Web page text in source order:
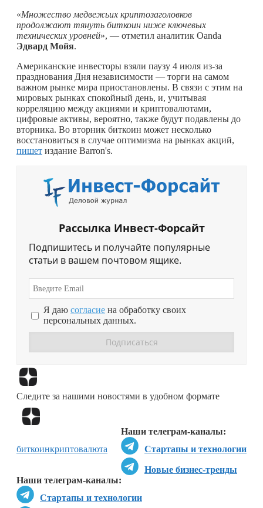
«Множество медвежьих криптозаголовков
продолжают тянуть биткоин ниже ключевых
технических уровней», — отметил аналитик Oanda
Эдвард Мойя.
Американские инвесторы взяли паузу 4 июля из-за
празднования Дня независимости — торги на самом
важном рынке мира приостановлены. В связи с этим на
мировых рынках спокойный день, и, учитывая
корреляцию между акциями и криптовалютами,
цифровые активы, вероятно, также будут подавлены до
вторника. Во вторник биткоин может несколько
восстановиться в случае оптимизма на рынках акций,
пишет издание Barron's.
Рассылка Инвест-Форсайт
Подпишитесь и получайте популярные
статьи в вашем почтовом ящике.
Я даю согласие на обработку своих
персональных данных.
Следите за нашими новостями в удобном формате
Наши телеграм-каналы:
Стартапы и технологии
Новые бизнес-тренды
Наши телеграм-каналы:
Стартапы и технологии
биткоинкриптовалюта